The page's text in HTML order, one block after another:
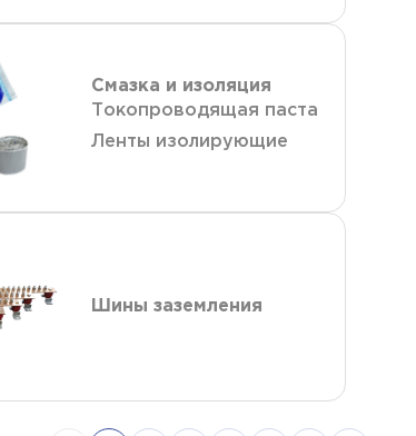
Смазка и изоляция
Токопроводящая паста
Ленты изолирующие
Шины заземления